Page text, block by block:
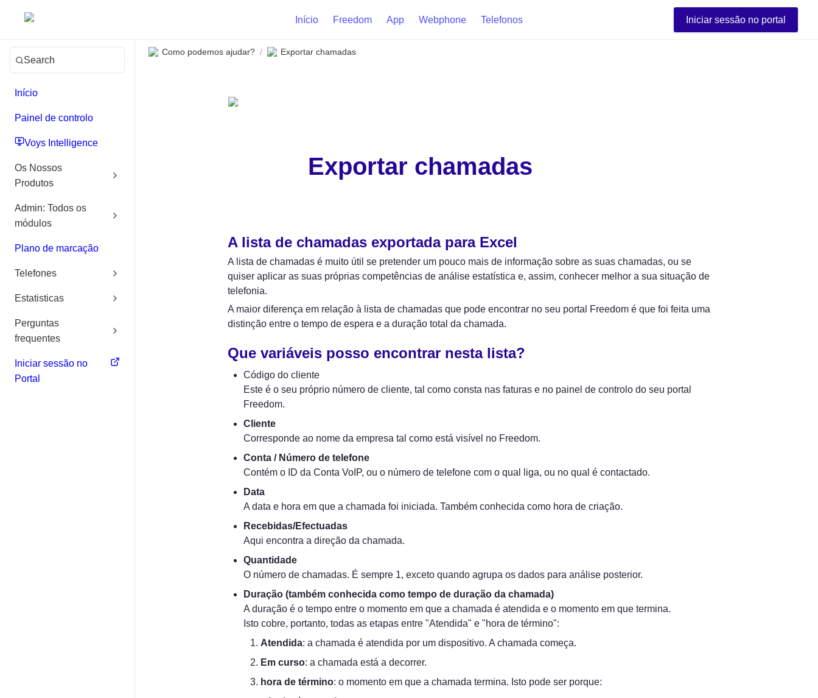
Início Freedom App Webphone Telefonos Iniciar sessão no portal
Search
Início
Painel de controlo
Voys Intelligence
Os Nossos
Produtos
Admin: Todos os
módulos
Plano de marcação
Telefones
Estatisticas
Perguntas
frequentes
Iniciar sessão no
Portal
Como podemos ajudar? / Exportar chamadas
Exportar chamadas
A lista de chamadas exportada para Excel
A lista de chamadas é muito útil se pretender um pouco mais de informação sobre as suas chamadas, ou se
quiser aplicar as suas próprias competências de análise estatística e, assim, conhecer melhor a sua situação de
telefonia.
A maior diferença em relação à lista de chamadas que pode encontrar no seu portal Freedom é que foi feita uma
distinção entre o tempo de espera e a duração total da chamada.
Que variáveis posso encontrar nesta lista?
Código do cliente
Este é o seu próprio número de cliente, tal como consta nas faturas e no painel de controlo do seu portal
Freedom.
Cliente
Corresponde ao nome da empresa tal como está visível no Freedom.
Conta / Número de telefone
Contém o ID da Conta VoIP, ou o número de telefone com o qual liga, ou no qual é contactado.
Data
A data e hora em que a chamada foi iniciada. Também conhecida como hora de criação.
Recebidas/Efectuadas
Aqui encontra a direção da chamada.
Quantidade
O número de chamadas. É sempre 1, exceto quando agrupa os dados para análise posterior.
Duração (também conhecida como tempo de duração da chamada)
A duração é o tempo entre o momento em que a chamada é atendida e o momento em que termina.
Isto cobre, portanto, todas as etapas entre "Atendida" e "hora de término":
Atendida: a chamada é atendida por um dispositivo. A chamada começa.
Em curso: a chamada está a decorrer.
hora de término: o momento em que a chamada termina. Isto pode ser porque: